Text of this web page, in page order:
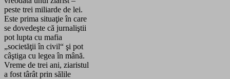
peste trei miliarde de lei.
Este prima situaţie în care
se dovedeşte că jurnaliştii
pot lupta cu mafia
„societăţii în civil“ şi pot
câştiga cu legea în mână.
Vreme de trei ani, ziaristul
a fost târât prin sălile